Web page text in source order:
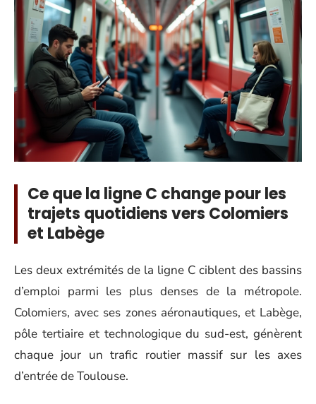
Ce que la ligne C change pour les
trajets quotidiens vers Colomiers
et Labège
Les deux extrémités de la ligne C ciblent des bassins
d’emploi parmi les plus denses de la métropole.
Colomiers, avec ses zones aéronautiques, et Labège,
pôle tertiaire et technologique du sud-est, génèrent
chaque jour un trafic routier massif sur les axes
d’entrée de Toulouse.